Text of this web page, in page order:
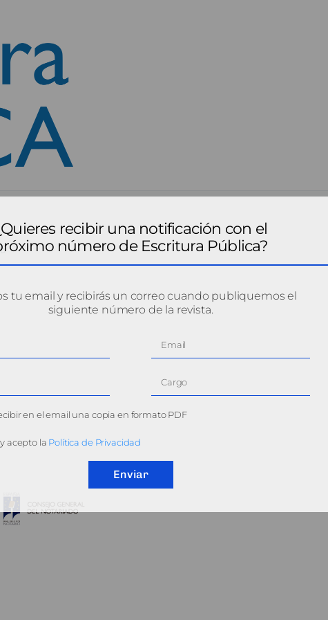
recibir una notificación con el
número de Escritura Pública?
tu email y recibirás un correo cuando publiquemos el
siguiente número de la revista.
en el email una copia en formato PDF
acepto la Política de Privacidad
Enviar